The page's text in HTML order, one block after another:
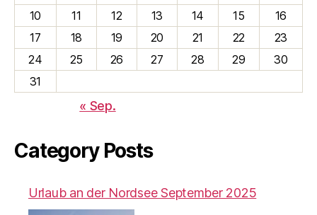
10
11 12 13 14 15
16
17
18 19 20 21 22
23
24
25 26 27 28 29
30
31
« Sep.
Category Posts
Urlaub an der Nordsee September 2025